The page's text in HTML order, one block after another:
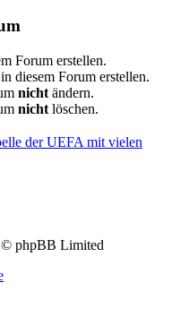
Forum erstellen.
diesem Forum erstellen.
nicht ändern.
nicht löschen.
der UEFA mit vielen
phpBB Limited